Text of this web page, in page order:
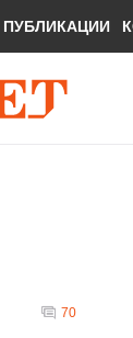
ПУБЛИКАЦИИ
70